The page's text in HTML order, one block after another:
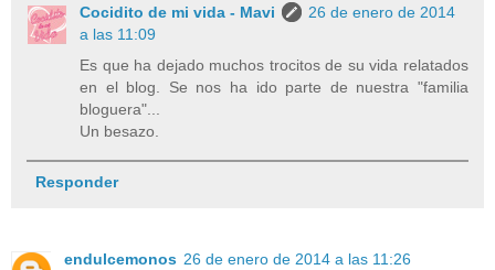
Cocidito de mi vida - Mavi
26 de enero de 2014
a las 11:09
Es que ha dejado muchos trocitos de su vida relatados
en el blog. Se nos ha ido parte de nuestra "familia
bloguera"...
Un besazo.
Responder
endulcemonos 26 de enero de 2014 a las 11:26